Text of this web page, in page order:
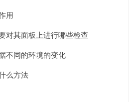
用
对其面板上进行哪些检查
不同的环境的变化
么方法